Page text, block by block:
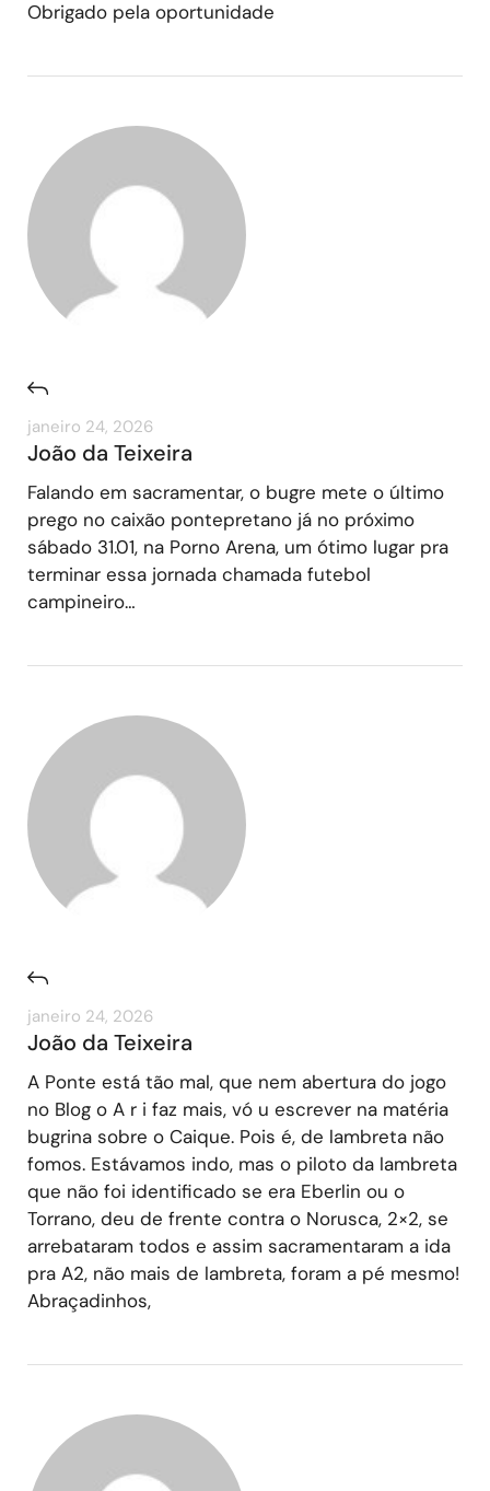
Obrigado pela oportunidade
janeiro 24, 2026
João da Teixeira
Falando em sacramentar, o bugre mete o último
prego no caixão pontepretano já no próximo
sábado 31.01, na Porno Arena, um ótimo lugar pra
terminar essa jornada chamada futebol
campineiro…
janeiro 24, 2026
João da Teixeira
A Ponte está tão mal, que nem abertura do jogo
no Blog o A r i faz mais, vó u escrever na matéria
bugrina sobre o Caique. Pois é, de lambreta não
fomos. Estávamos indo, mas o piloto da lambreta
que não foi identificado se era Eberlin ou o
Torrano, deu de frente contra o Norusca, 2×2, se
arrebataram todos e assim sacramentaram a ida
pra A2, não mais de lambreta, foram a pé mesmo!
Abraçadinhos,